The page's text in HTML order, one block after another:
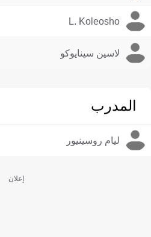
L. Koleosho
لاسين سينايوكو
المدرب
ليام روسينيور
إعلان